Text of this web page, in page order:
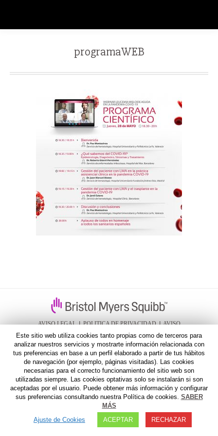
programaWEB
AVISO LEGAL I POLITICA DE PRIVACIDAD I AVISO
FARMACOVIGILANCIA
Este sitio web utiliza cookies tanto propias como de terceros para
analizar nuestros servicios y mostrarte información relacionada con
tus preferencias en base a un perfil elaborado a partir de tus hábitos
de navegación (por ejemplo, páginas visitadas). Las cookies
necesarias para el correcto funcionamiento del sitio web son
utilizadas siempre. Las cookies optativas solo se instalarán si son
aceptadas por el usuario. Puede obtener más información y configurar
sus preferencias consultando nuestra Política de cookies. SABER
MÁS
Ajuste de Cookies
ACEPTAR RECHAZAR